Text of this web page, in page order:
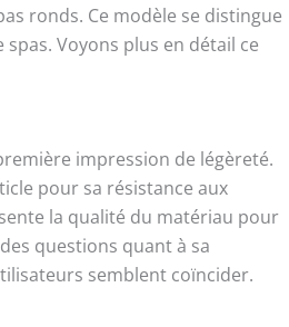
ronds. Ce modèle se distingue
Voyons plus en détail ce
impression de légèreté.
pour sa résistance aux
la qualité du matériau pour
questions quant à sa
semblent coïncider.